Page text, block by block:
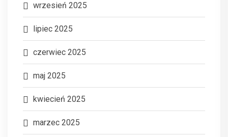
wrzesień 2025
lipiec 2025
czerwiec 2025
maj 2025
kwiecień 2025
marzec 2025